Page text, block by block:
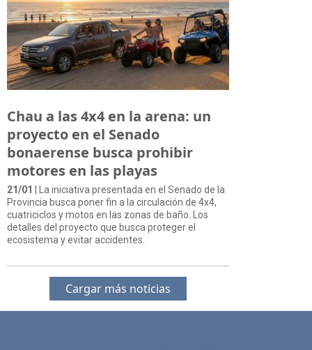
Chau a las 4x4 en la arena: un
proyecto en el Senado
bonaerense busca prohibir
motores en las playas
21/01
| La iniciativa presentada en el Senado de la
Provincia busca poner fin a la circulación de 4x4,
cuatriciclos y motos en las zonas de baño. Los
detalles del proyecto que busca proteger el
ecosistema y evitar accidentes.
Cargar más noticias